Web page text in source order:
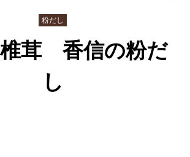
粉だし
茸 香信の粉だ
し